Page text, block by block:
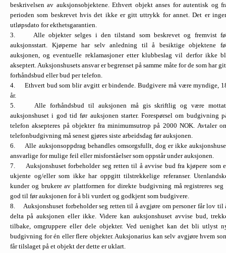
beskrivelsen av auksjonsobjektene. Ethvert objekt anses for autentisk og
perioden som beskrevet hvis det ikke er gitt uttrykk for annet. Det er
utløpsdato for ekthetsgarantien.
3. Alle objekter selges i den tilstand som beskrevet og fremvist
auksjonsstart. Kjøperne har selv anledning til å besiktige objektene
auksjonen, og eventuelle reklamasjoner etter klubbeslag vil derfor ikke
akseptert. Auksjonshusets ansvar er begrenset på samme måte for de som har
forhåndsbud eller bud per telefon.
4. Ethvert bud som blir avgitt er bindende. Budgivere må være myndige,
år.
5. Alle forhåndsbud til auksjonen må gis skriftlig og være
auksjonshuset i god tid før auksjonen starter. Forespørsel om budgivning
telefon aksepteres på objekter fra minimumsutrop på 2000 NOK. Avtaler
telefonbud­givning må senest gjøres siste arbeidsdag før auksjonen.
6. Alle auksjonsoppdrag behandles omsorgsfullt, dog er ikke
ansvarlige for mulige feil eller misforståelser som oppstår under auksjonen.
7. Auksjonshuset forbeholder seg retten til å avvise bud fra kjøpere som
ukjente og/eller som ikke har oppgitt tilstrekkelige referanser.
kunder og brukere av plattformen for direkte budgivning må registreres seg
god til før auksjonen for å bli vurdert og godkjent som budgivere.
8. Auksjonshuset forbeholder seg retten til å avgjøre om personer får lov til
delta på auksjonen eller ikke. Videre kan auksjonshuset avvise bud,
tilbake, omgruppere eller dele objekter. Ved uenighet kan det bli utlyst
budgivning for én eller flere objekter. Auksjonarius kan selv avgjøre hvem
får tilslaget på et objekt der dette er uklart.